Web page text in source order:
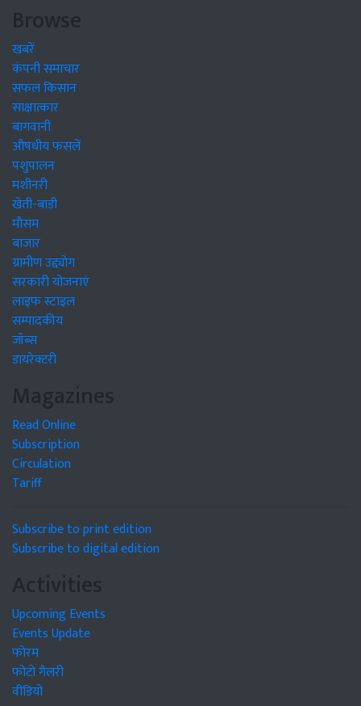
Browse
खबरें
कंपनी समाचार
सफल किसान
साक्षात्कार
बागवानी
औषधीय फसलें
पशुपालन
मशीनरी
खेती-बाड़ी
मौसम
बाजार
ग्रामीण उद्द्योग
सरकारी योजनाएं
लाइफ स्टाइल
सम्पादकीय
जॉब्स
डायरेक्टरी
Magazines
Read Online
Subscription
Circulation
Tariff
Subscribe to print edition
Subscribe to digital edition
Activities
Upcoming Events
Events Update
फोरम
फोटो गैलरी
वीडियो